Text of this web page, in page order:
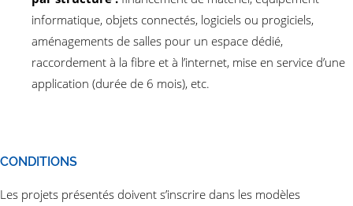
informatique, objets connectés, logiciels ou progiciels,
aménagements de salles pour un espace dédié,
raccordement à la fibre et à l’internet, mise en service d’une
application (durée de 6 mois), etc.
CONDITIONS
Les projets présentés doivent s’inscrire dans les modèles